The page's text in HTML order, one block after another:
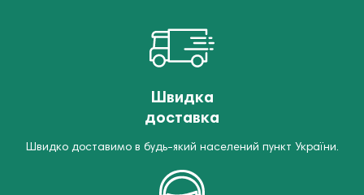
Швидка
доставка
Швидко доставимо в будь-який населений пункт України.